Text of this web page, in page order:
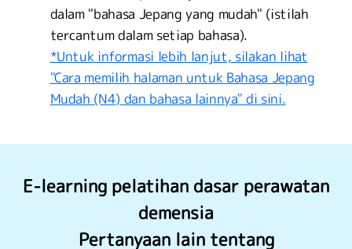
dalam "bahasa Jepang yang mudah" (istilah
tercantum dalam setiap bahasa).
*Untuk informasi lebih lanjut, silakan lihat
"Cara memilih halaman untuk Bahasa Jepang
Mudah (N4) dan bahasa lainnya" di sini.
E-learning pelatihan dasar perawatan
demensia
Pertanyaan lain tentang